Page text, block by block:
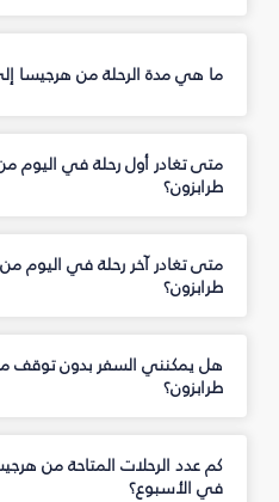
ما هي مدة الرحلة من هرجيسا
متى تغادر أول رحلة في اليوم
طرابزون؟
متى تغادر آخر رحلة في اليوم
طرابزون؟
هل يمكنني السفر بدون توقف
طرابزون؟
كم عدد الرحلات المتاحة من
في الأسبوع؟